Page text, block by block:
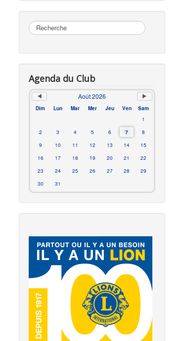
Rechercher
Agenda du Club
Août 2026
Dim Lun Mar Mer Jeu Ven
Sam
1
2
3 4 5 6 7
8
9
10 11 12 13 14
15
16
17 18 19 20 21
22
23
24 25 26 27 28
29
30
31